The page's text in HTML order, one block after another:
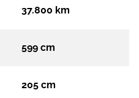
37.800 km
599 cm
205 cm